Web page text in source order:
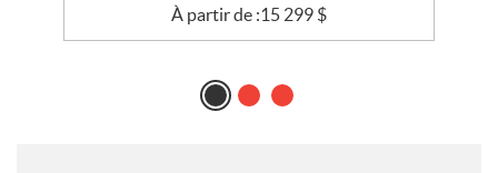
À partir de :15 299 $